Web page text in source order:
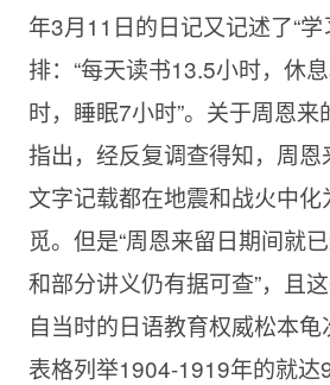
年3月11日的日记又记述了“学
排：“每天读书13.5小时，休
时，睡眠7小时”。关于周恩
指出，经反复调查得知，周
文字记载都在地震和战火中
觅。但是“周恩来留日期间就
和部分讲义仍有据可查”，且
自当时的日语教育权威松本
表格列举1904-1919年的就达